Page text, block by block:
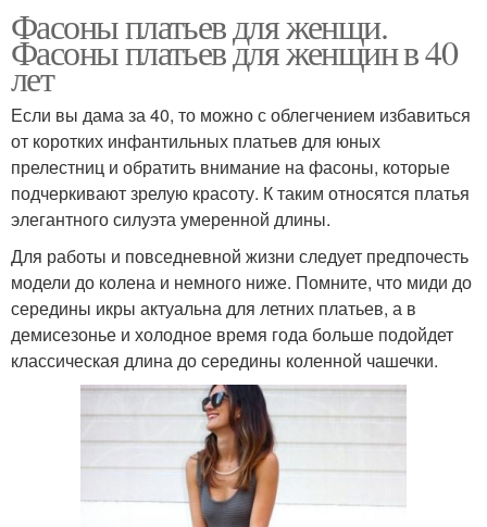
Фасоны платьев для женщи.
Фасоны платьев для женщин в 40
лет
Если вы дама за 40, то можно с облегчением избавиться
от коротких инфантильных платьев для юных
прелестниц и обратить внимание на фасоны, которые
подчеркивают зрелую красоту. К таким относятся платья
элегантного силуэта умеренной длины.
Для работы и повседневной жизни следует предпочесть
модели до колена и немного ниже. Помните, что миди до
середины икры актуальна для летних платьев, а в
демисезонье и холодное время года больше подойдет
классическая длина до середины коленной чашечки.